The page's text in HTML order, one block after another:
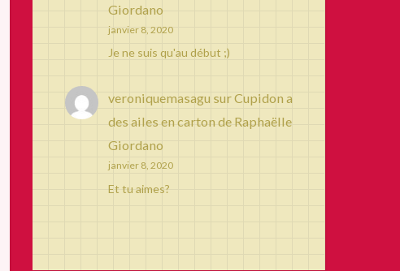
Giordano
janvier 8, 2020
Je ne suis qu'au début ;)
veroniquemasagu surCupidon a
des ailes en carton de Raphaëlle
Giordano
janvier 8, 2020
Et tu aimes?